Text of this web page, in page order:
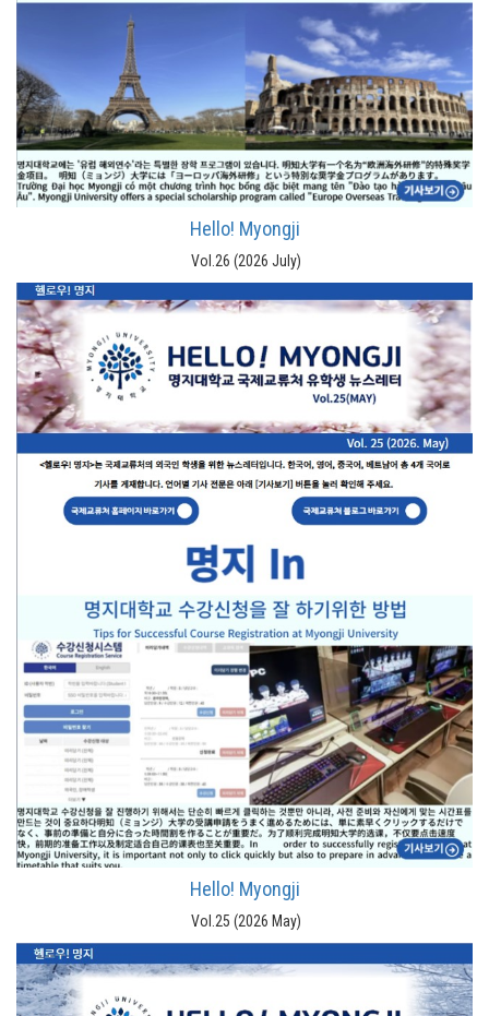
Hello! Myongji
Vol.26 (2026 July)
Hello! Myongji
Vol.25 (2026 May)